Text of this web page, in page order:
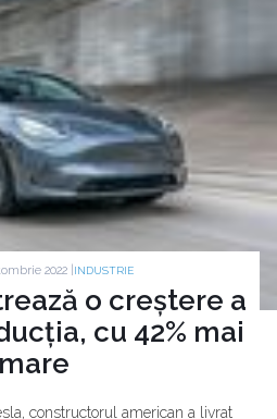
2022 | INDUSTRIE
o creștere a
cu 42% mai
mare
constructorul american a livrat